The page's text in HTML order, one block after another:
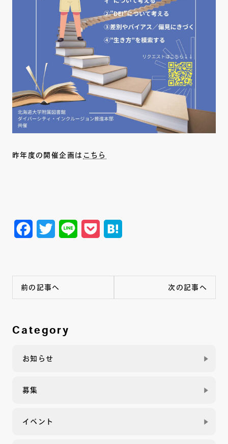
昨年度の開催企画は こちら
Facebook
TwitterLine Pocket
前の記事へ 次の記事へ
Category
お知らせ
募集
イベント